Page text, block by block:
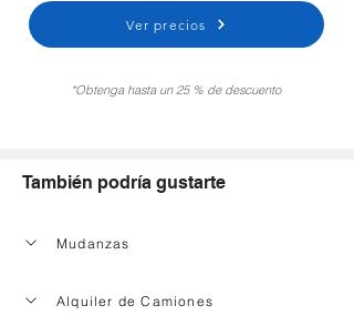
Ver precios
*Obtenga hasta un 25 % de descuento
También podría gustarte
Mudanzas
Alquiler de Camiones